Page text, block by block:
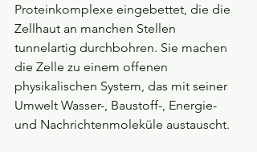
Proteinkomplexe eingebettet, die die
Zellhaut an manchen Stellen
tunnelartig durchbohren. Sie machen
die Zelle zu einem offenen
physikalischen System, das mit seiner
Umwelt Wasser-, Baustoff-, Energie-
und Nachrichtenmoleküle austauscht.